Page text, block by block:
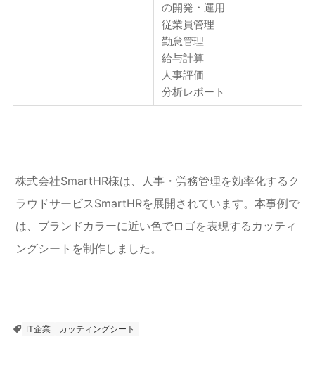
の開発・運用
従業員管理
勤怠管理
給与計算
人事評価
分析レポート
株式会社SmartHR様は、人事・労務管理を効率化するク
ラウドサービスSmartHRを展開されています。本事例で
は、ブランドカラーに近い色でロゴを表現するカッティ
ングシートを制作しました。
IT企業 カッティングシート